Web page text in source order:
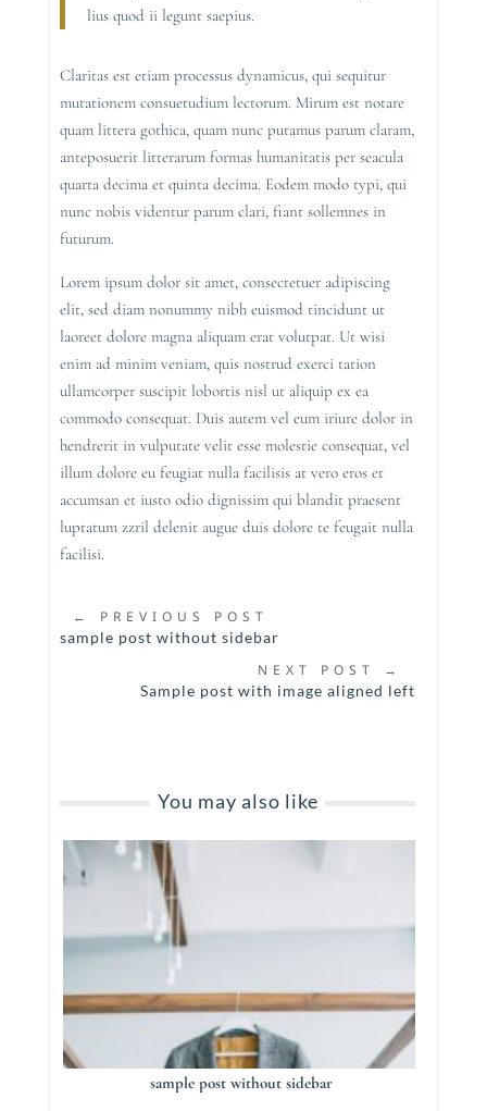
lius quod ii legunt saepius.
Claritas est etiam processus dynamicus, qui sequitur
mutationem consuetudium lectorum. Mirum est notare
quam littera gothica, quam nunc putamus parum claram,
anteposuerit litterarum formas humanitatis per seacula
quarta decima et quinta decima. Eodem modo typi, qui
nunc nobis videntur parum clari, fiant sollemnes in
futurum.
Lorem ipsum dolor sit amet, consectetuer adipiscing
elit, sed diam nonummy nibh euismod tincidunt ut
laoreet dolore magna aliquam erat volutpat. Ut wisi
enim ad minim veniam, quis nostrud exerci tation
ullamcorper suscipit lobortis nisl ut aliquip ex ea
commodo consequat. Duis autem vel eum iriure dolor in
hendrerit in vulputate velit esse molestie consequat, vel
illum dolore eu feugiat nulla facilisis at vero eros et
accumsan et iusto odio dignissim qui blandit praesent
luptatum zzril delenit augue duis dolore te feugait nulla
facilisi.
←
PREVIOUS POST
sample post without sidebar
NEXT POST →
Sample post with image aligned left
You may also like
sample post without sidebar